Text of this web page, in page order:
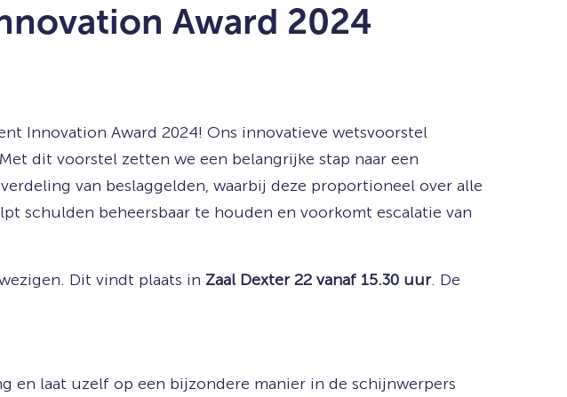
Award 2024
Innovation Award 2024! Ons innovatieve wetsvoorstel
dit voorstel zetten we een belangrijke stap naar een
van beslaggelden, waarbij deze proportioneel over alle
schulden beheersbaar te houden en voorkomt escalatie van
Dit vindt plaats in Zaal Dexter 22 vanaf 15.30 uur. De
en laat uzelf op een bijzondere manier in de schijnwerpers